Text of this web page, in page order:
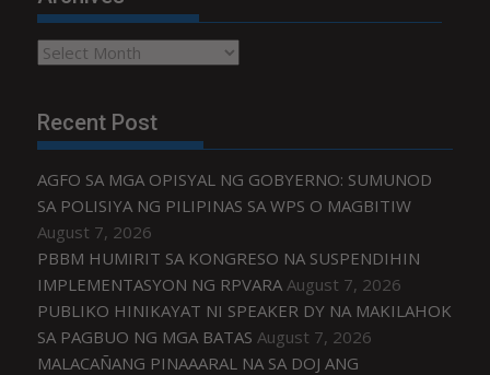
Archives
Recent Post
AGFO SA MGA OPISYAL NG GOBYERNO: SUMUNOD
SA POLISIYA NG PILIPINAS SA WPS O MAGBITIW
August 7, 2026
PBBM HUMIRIT SA KONGRESO NA SUSPENDIHIN
IMPLEMENTASYON NG RPVARA August 7, 2026
PUBLIKO HINIKAYAT NI SPEAKER DY NA MAKILAHOK
SA PAGBUO NG MGA BATAS August 7, 2026
MALACAÑANG PINAAARAL NA SA DOJ ANG